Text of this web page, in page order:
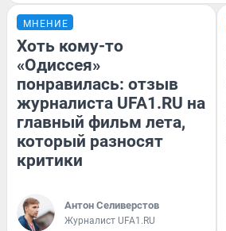
МНЕНИЕ
Хоть кому-то
«Одиссея»
понравилась: отзыв
журналиста UFA1.RU на
главный фильм лета,
который разносят
критики
Антон Селиверстов
Журналист UFA1.RU